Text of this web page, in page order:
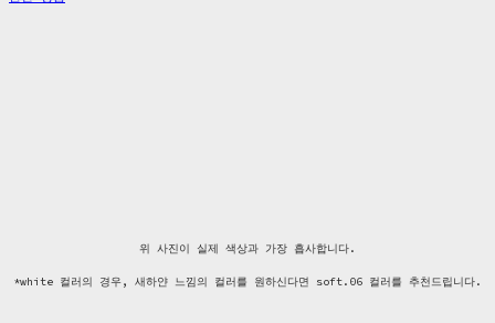
위 사진이 실제 색상과 가장 흡사합니다.
*white 컬러의 경우, 새하얀 느낌의 컬러를 원하신다면 soft.06 컬러를 추천드립니다.